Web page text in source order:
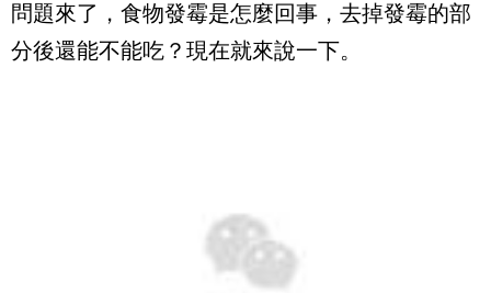
問題來了，食物發霉是怎麼回事，去掉發霉的部
分後還能不能吃？現在就來說一下。